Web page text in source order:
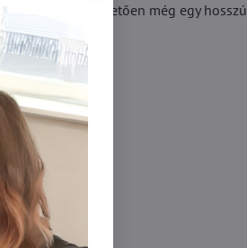
köszönhetően még egy hosszú